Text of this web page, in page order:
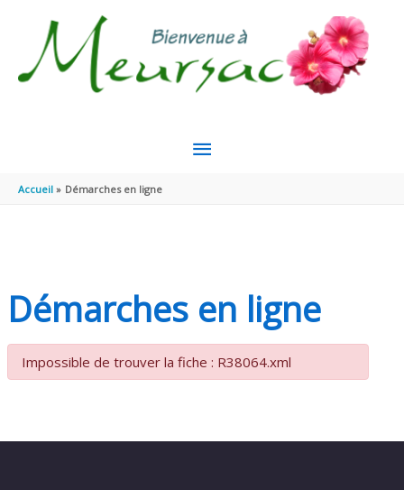
MENU
Accueil Démarches en ligne
Démarches en ligne
Impossible de trouver la fiche : R38064.xml